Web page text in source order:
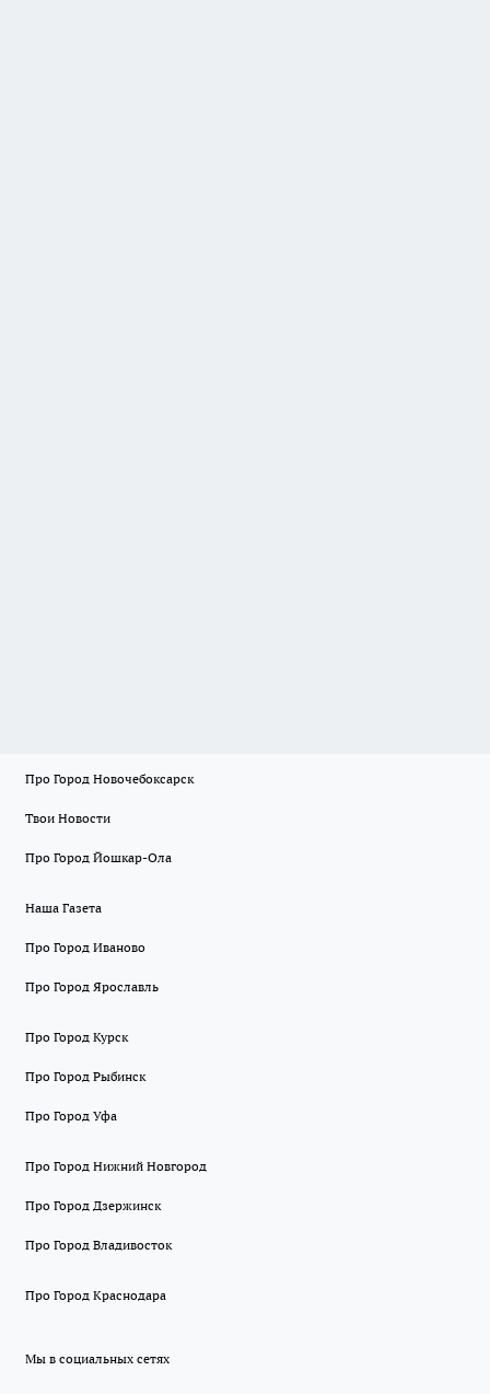
Про Город Новочебоксарск
Твои Новости
Про Город Йошкар-Ола
Наша Газета
Про Город Иваново
Про Город Ярославль
Про Город Курск
Про Город Рыбинск
Про Город Уфа
Про Город Нижний Новгород
Про Город Дзержинск
Про Город Владивосток
Про Город Краснодара
Мы в социальных сетях